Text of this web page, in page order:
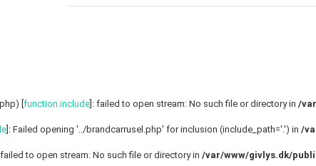
[ function.include ]: failed to open stream: No such file or directory in /
]: Failed opening '../brandcarrusel.php' for inclusion (include_path='.') in /
failed to open stream: No such file or directory in /var/www/givlys.dk/